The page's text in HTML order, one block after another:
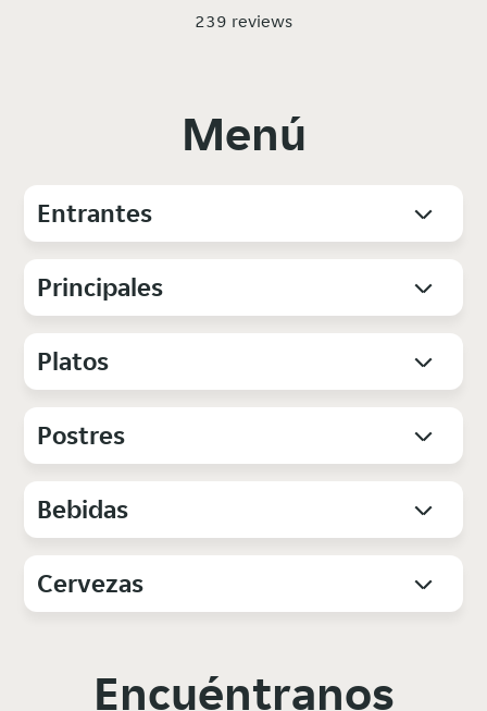
239 reviews
Menú
Entrantes
Principales
Platos
Postres
Bebidas
Cervezas
Encuéntranos